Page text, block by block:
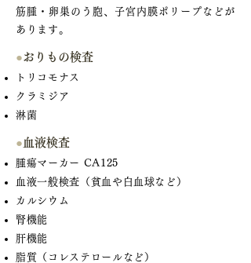
筋腫・卵巣のう胞、子宮内膜ポリープなどが
あります。
●おりもの検査
トリコモナス
クラミジア
淋菌
● 血液検査
腫瘍マーカー CA125
血液一般検査（貧血や白血球など）
カルシウム
腎機能
肝機能
脂質（コレステロールなど）